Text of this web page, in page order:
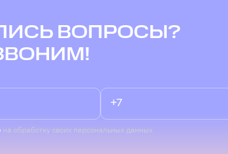
ВОПРОСЫ?
на обработку своих персональных данных